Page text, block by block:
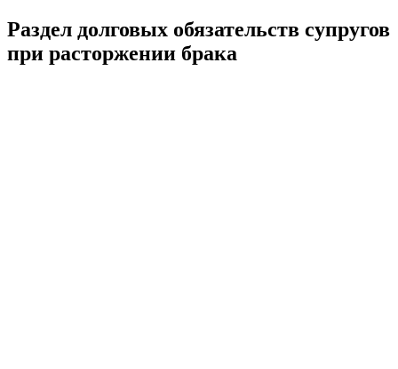
Раздел долговых обязательств супругов
при расторжении брака